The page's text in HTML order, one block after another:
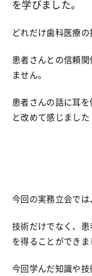
を学びました。
どれだけ歯科医療の
患者さんとの信頼
ません。
患者さんの話に耳
と改めて感じました
今回の実務立会では
技術だけでなく、
を得ることができま
今回学んだ知識や技